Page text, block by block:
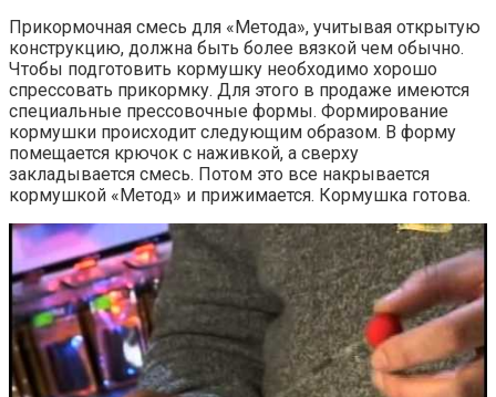
Прикормочная смесь для «Метода», учитывая открытую
конструкцию, должна быть более вязкой чем обычно.
Чтобы подготовить кормушку необходимо хорошо
спрессовать прикормку. Для этого в продаже имеются
специальные прессовочные формы. Формирование
кормушки происходит следующим образом. В форму
помещается крючок с наживкой, а сверху
закладывается смесь. Потом это все накрывается
кормушкой «Метод» и прижимается. Кормушка готова.